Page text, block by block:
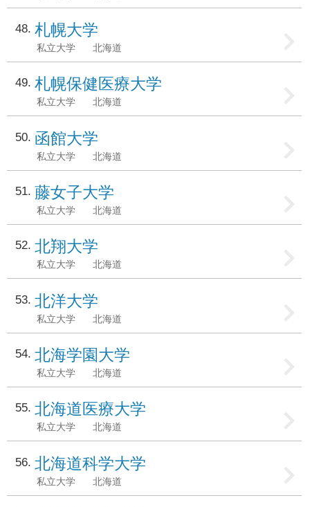
48 札幌大学
私立大学 北海道
49 札幌保健医療大学
私立大学 北海道
50 函館大学
私立大学 北海道
51 藤女子大学
私立大学 北海道
52 北翔大学
私立大学 北海道
53 北洋大学
私立大学 北海道
54 北海学園大学
私立大学 北海道
55 北海道医療大学
私立大学 北海道
56 北海道科学大学
私立大学 北海道